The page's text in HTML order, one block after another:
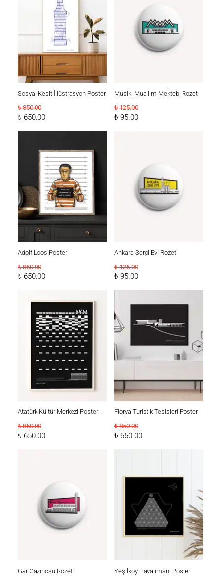
Sosyal Kesit İllüstrasyon Poster
₺ 850.00
₺ 650.00
Musiki Muallim Mektebi Rozet
₺ 125.00
₺ 95.00
Adolf Loos Poster
₺ 850.00
₺ 650.00
Ankara Sergi Evi Rozet
₺ 125.00
₺ 95.00
Atatürk Kültür Merkezi Poster
₺ 850.00
₺ 650.00
Florya Turistik Tesisleri Poster
₺ 850.00
₺ 650.00
Gar Gazinosu Rozet Yeşilköy Havalimanı Poster